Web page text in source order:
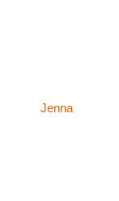
Jenna